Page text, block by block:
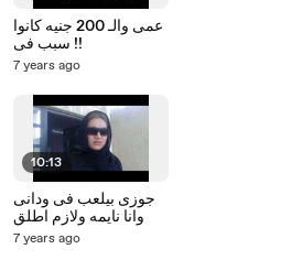
عمى والـ 200 جنيه كانوا
سبب فى !!
7 years ago
10:13
جوزى بيلعب فى ودانى
وانا نايمه ولازم اطلق
7 years ago